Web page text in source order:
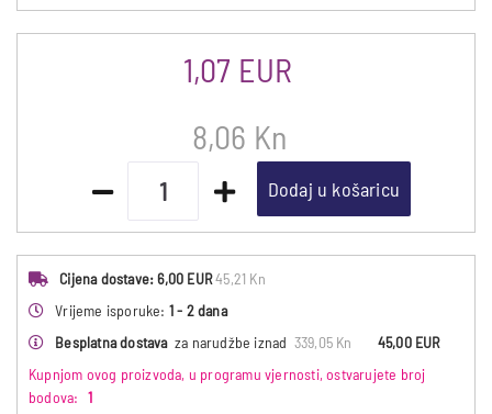
8,06 Kn
1,07 EUR
Dodaj u košaricu
Cijena dostave:6,00 EUR45,21 Kn
Vrijeme isporuke: 1 - 2 dana
Besplatna dostavaza narudžbe iznad 339,05 Kn
45,00 EUR
Kupnjom ovog proizvoda, u programu vjernosti, ostvarujete broj
bodova: 1